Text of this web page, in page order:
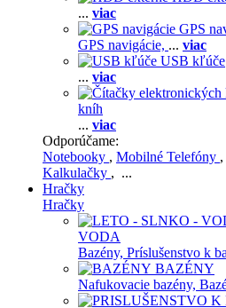
... viac
GPS
GPS navigácie, ... viac
USB kľúče
... viac
kníh
... viac
Odporúčame:
Notebooky , Mobilné Telefóny ,
Kalkulačky , ...
Hračky
Hračky
VODA
Bazény, Príslušenstvo k
BAZÉNY
Nafukovacie bazény,